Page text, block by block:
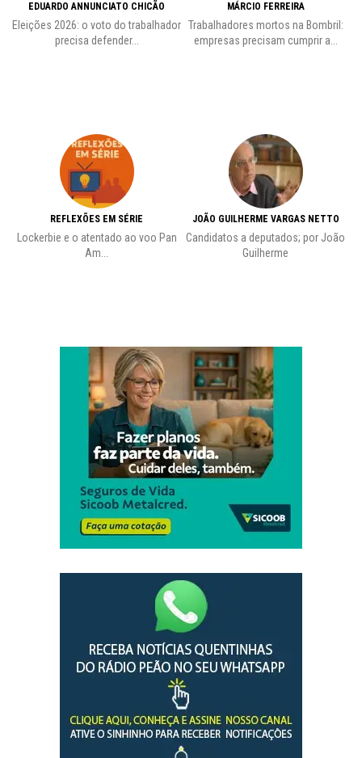
EDUARDO ANNUNCIATO CHICÃO
Eleições 2026: o voto do trabalhador
precisa defender...
REFLEXÕES EM SÉRIE
Lockerbie e o atentado ao voo Pan
Am...
MÁRCIO FERREIRA
Trabalhadores mortos na Bombril:
empresas precisam cumprir a...
JOÃO GUILHERME VARGAS NETTO
Candidatos a deputados; por João
Guilherme